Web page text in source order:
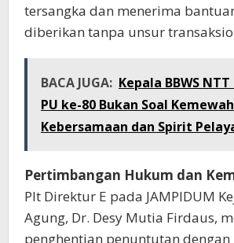
tersangka dan menerima
diberikan tanpa unsur
BACA JUGA: Kepala BBWS
PU ke-80 Bukan Soal
Kebersamaan dan Spirit
Pertimbangan Hukum dan
Plt Direktur E pada JAMPIDUM
Agung, Dr. Desy Mutia Firdaus,
penghentian penuntutan dengan